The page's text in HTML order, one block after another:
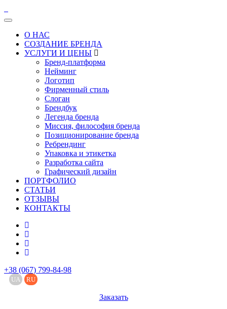
О НАС
СОЗДАНИЕ БРЕНДА
УСЛУГИ И ЦЕНЫ
Бренд-платформа
Нейминг
Логотип
Фирменный стиль
Слоган
Брендбук
Легенда бренда
Миссия, философия бренда
Позиционирование бренда
Ребрендинг
Упаковка и этикетка
Разработка сайта
Графический дизайн
ПОРТФОЛИО
СТАТЬИ
ОТЗЫВЫ
КОНТАКТЫ
+38 (067) 799-84-98
UA RU
Заказать